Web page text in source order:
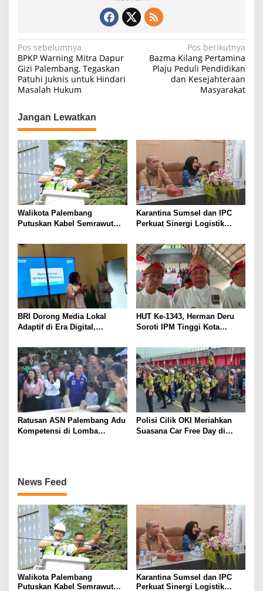
N
a
v
g
a
s
i
p
o
s
Pos sebelumnya
BPKP Warning Mitra Dapur
Gizi Palembang, Tegaskan
Patuhi Juknis untuk Hindari
Masalah Hukum
Pos berikutnya
Bazma Kilang Pertamina
Plaju Peduli Pendidikan
dan Kesejahteraan
Masyarakat
Jangan Lewatkan
Walikota Palembang
Putuskan Kabel Semrawut
Karantina Sumsel dan IPC
Perkuat Sinergi Logistik
BRI Dorong Media Lokal
Adaptif di Era Digital,
Journalism
HUT Ke-1343, Herman Deru
Soroti IPM Tinggi Kota
Ratusan ASN Palembang Adu
Kompetensi di Lomba
Polisi Cilik OKI Meriahkan
Suasana Car Free Day di
News Feed
Walikota Palembang
Putuskan Kabel Semrawut
Karantina Sumsel dan IPC
Perkuat Sinergi Logistik